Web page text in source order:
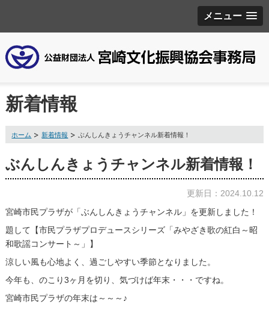
メニュー
新着情報
ホーム 新着情報 ぶんしんきょうチャンネル新着情報！
ぶんしんきょうチャンネル新着情報！
更新日：2024.10.12
宮崎市民プラザが「ぶんしんきょうチャンネル」 を更新しました！
題して【市民プラザプロデュースシリーズ「みやざき歌の紅白～昭
和歌謡コンサート～」】
涼しい風も心地よく、過ごしやすい季節となりました。
今年も、のこり3ヶ月を切り、気づけば年末・・・ですね。
宮崎市民プラザの年末は～～～♪